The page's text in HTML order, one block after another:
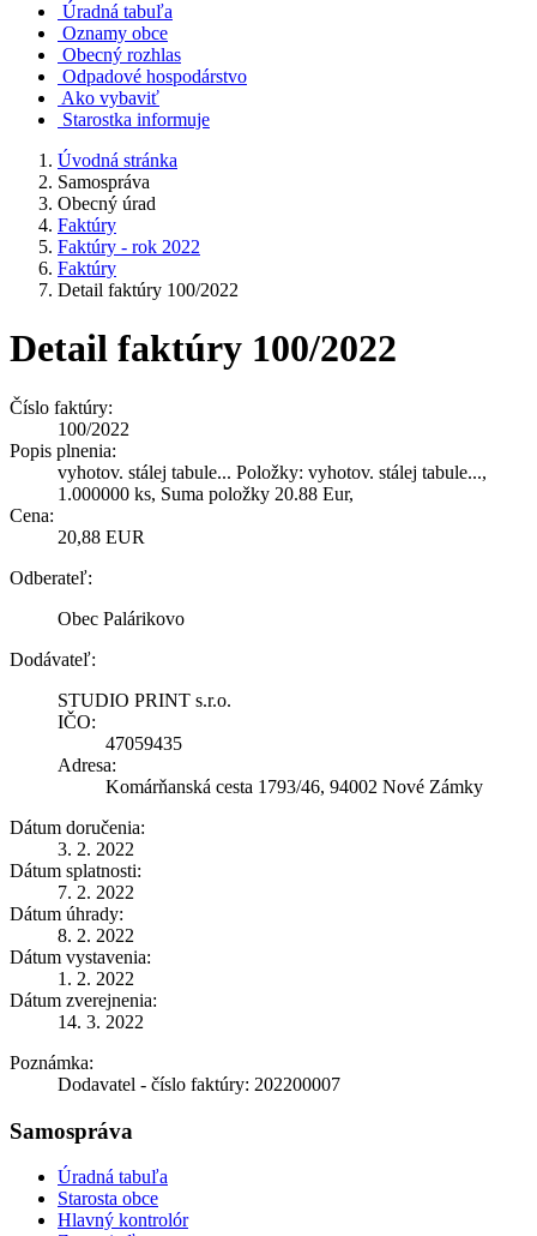
Úradná tabuľa
Oznamy obce
Obecný rozhlas
Odpadové hospodárstvo
Ako vybaviť
Starostka informuje
Úvodná stránka
Samospráva
Obecný úrad
Faktúry
Faktúry - rok 2022
Faktúry
Detail faktúry 100/2022
Detail faktúry 100/2022
Číslo faktúry:
100/2022
Popis plnenia:
vyhotov. stálej tabule... Položky: vyhotov. stálej tabule...,
1.000000 ks, Suma položky 20.88 Eur,
Cena:
20,88 EUR
Odberateľ:
Obec Palárikovo
Dodávateľ:
STUDIO PRINT s.r.o.
IČO:
47059435
Adresa:
Komárňanská cesta 1793/46, 94002 Nové Zámky
Dátum doručenia:
3. 2. 2022
Dátum splatnosti:
7. 2. 2022
Dátum úhrady:
8. 2. 2022
Dátum vystavenia:
1. 2. 2022
Dátum zverejnenia:
14. 3. 2022
Poznámka:
Dodavatel - číslo faktúry: 202200007
Samospráva
Úradná tabuľa
Starosta obce
Hlavný kontrolór